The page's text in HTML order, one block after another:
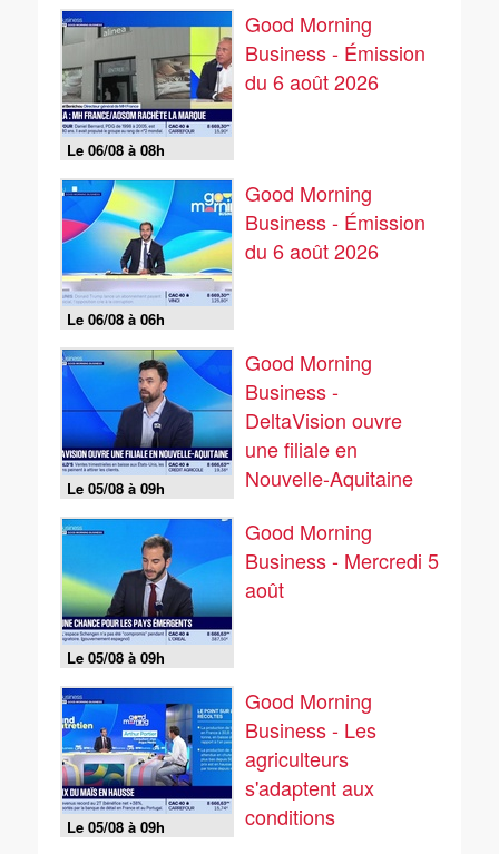
Le 06/08 à 08h
Good Morning
Business - Émission
du 6 août 2026
Le 06/08 à 06h
Good Morning
Business - Émission
du 6 août 2026
Le 05/08 à 09h
Good Morning
Business -
DeltaVision ouvre
une filiale en
Nouvelle-Aquitaine
Le 05/08 à 09h
Good Morning
Business - Mercredi 5
août
Le 05/08 à 09h
Good Morning
Business - Les
agriculteurs
s'adaptent aux
conditions